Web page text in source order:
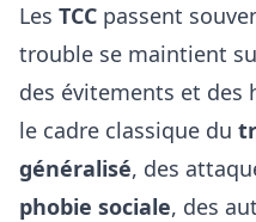
Les TCC passent
trouble se maintient
des évitements et des
le cadre classique du
généralisé, des
phobie sociale, des